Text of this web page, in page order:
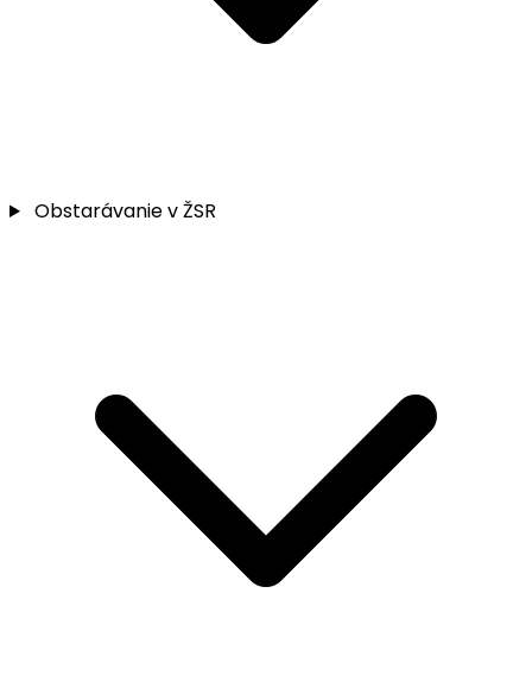
Obstarávanie v ŽSR